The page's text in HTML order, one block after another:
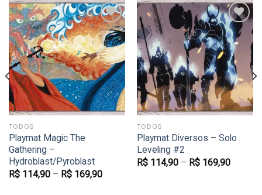
Favoritar
TODOS
Playmat Magic The
Gathering –
Hydroblast/Pyroblast
R$114,90– R$169,90
Favoritar
TODOS
Playmat Diversos – Solo
Leveling #2
R$114,90– R$169,90